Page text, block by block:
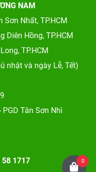
NAM
Sơn Nhất, TP.HCM
Diên Hồng, TP.HCM
TP.HCM
nhật và ngày Lễ, Tết)
Tân Sơn Nhì
58 1717 0